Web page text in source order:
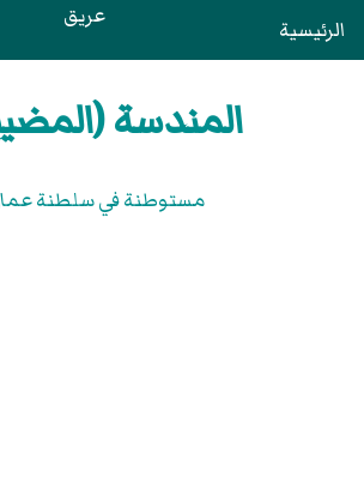
الرئيسية عريق
المندسة
مستوطنة في سلطنة